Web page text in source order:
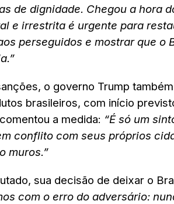
de dignidade. Chegou a hora
e irrestrita é urgente para
perseguidos e mostrar que o
o governo Trump
brasileiros, com início
a medida: “É só um
conflito com seus próprios
muros.”
sua decisão de deixar o
com o erro do adversário: